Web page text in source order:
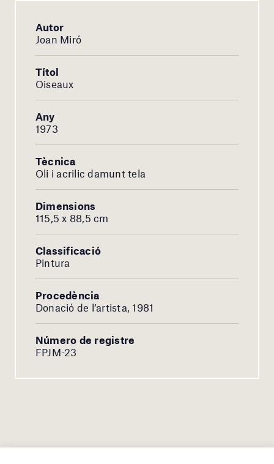
Autor
Joan Miró
Títol
Oiseaux
Any
1973
Tècnica
Oli i acrilic damunt tela
Dimensions
115,5 x 88,5 cm
Classificació
Pintura
Procedència
Donació de l’artista, 1981
Número de registre
FPJM-23